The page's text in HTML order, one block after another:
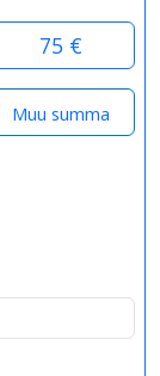
75 €